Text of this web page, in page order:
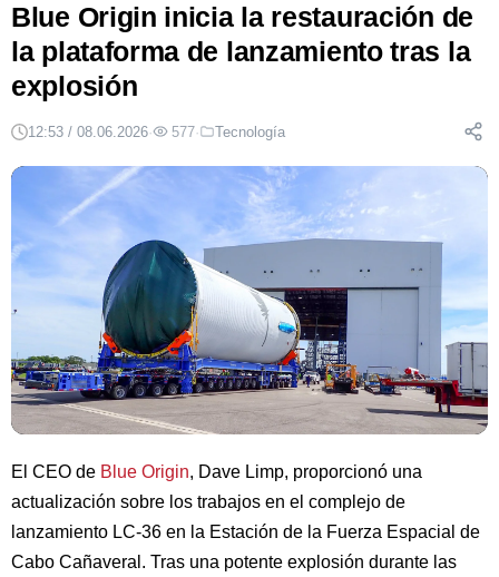
Blue Origin inicia la restauración de
la plataforma de lanzamiento tras la
explosión
12:53 / 08.06.2026· 577· Tecnología
El CEO de Blue Origin, Dave Limp, proporcionó una
actualización sobre los trabajos en el complejo de
lanzamiento LC-36 en la Estación de la Fuerza Espacial de
Cabo Cañaveral. Tras una potente explosión durante las